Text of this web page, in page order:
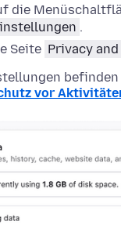
die
.
Seite Privacy
vor